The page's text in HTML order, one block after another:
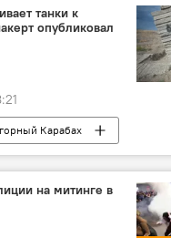
протесты
акция протеста
танки к
опубликовал
Карабах
мире
Азербайджан
на митинге в